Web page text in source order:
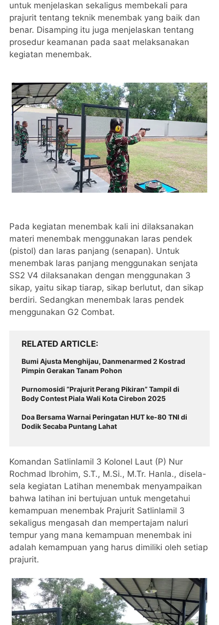
untuk menjelaskan sekaligus membekali para
prajurit tentang teknik menembak yang baik dan
benar. Disamping itu juga menjelaskan tentang
prosedur keamanan pada saat melaksanakan
kegiatan menembak.
Pada kegiatan menembak kali ini dilaksanakan
materi menembak menggunakan laras pendek
(pistol) dan laras panjang (senapan). Untuk
menembak laras panjang menggunakan senjata
SS2 V4 dilaksanakan dengan menggunakan 3
sikap, yaitu sikap tiarap, sikap berlutut, dan sikap
berdiri. Sedangkan menembak laras pendek
menggunakan G2 Combat.
RELATED ARTICLE
Bumi Ajusta Menghijau, Danmenarmed 2 Kostrad
Pimpin Gerakan Tanam Pohon
Purnomosidi “Prajurit Perang Pikiran” Tampil di
Body Contest Piala Wali Kota Cirebon 2025
Doa Bersama Warnai Peringatan HUT ke-80 TNI di
Dodik Secaba Puntang Lahat
Komandan Satlinlamil 3 Kolonel Laut (P) Nur
Rochmad Ibrohim, S.T., M.Si., M.Tr. Hanla., disela-
sela kegiatan Latihan menembak menyampaikan
bahwa latihan ini bertujuan untuk mengetahui
kemampuan menembak Prajurit Satlinlamil 3
sekaligus mengasah dan mempertajam naluri
tempur yang mana kemampuan menembak ini
adalah kemampuan yang harus dimiliki oleh setiap
prajurit.